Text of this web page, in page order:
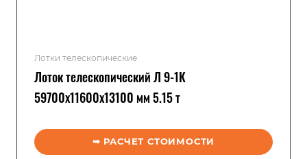
Лотки телескопические
Лоток телескопический Л 9-1К
59700x11600x13100 мм 5.15 т
➥ РАСЧЕТ СТОИМОСТИ